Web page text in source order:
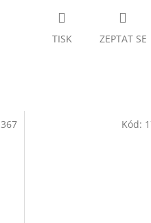
TISK ZEPTAT SE
367 Kód: